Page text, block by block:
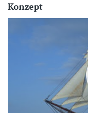
Konzept